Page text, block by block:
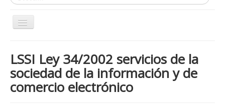
Toggle
Navigation
ZONA ABIERTA
Políticas de Privacidad
Políticas de Cookies
LSSI Ley 34/2002 servicios de la
sociedad de la información y de
comercio electrónico